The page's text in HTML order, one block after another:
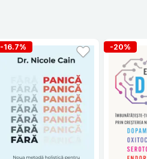
-16.7% -20%